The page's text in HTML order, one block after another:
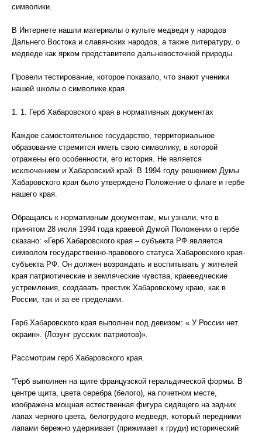
символики.
В Интернете нашли материалы о культе медведя у народов
Дальнего Востока и славянских народов, а также литературу, о
медведе как ярком представителе дальневосточной природы.
Провели тестирование, которое показало, что знают ученики
нашей школы о символике края.
1. 1. Герб Хабаровского края в нормативных документах
Каждое самостоятельное государство, территориальное
образование стремится иметь свою символику, в которой
отражены его особенности, его история. Не является
исключением и Хабаровский край. В 1994 году решением Думы
Хабаровского края было утверждено Положение о флаге и гербе
нашего края.
Обращаясь к нормативным документам, мы узнали, что в
принятом 28 июля 1994 года краевой Думой Положении о гербе
сказано: «Герб Хабаровского края – субъекта РФ является
символом государственно-правового статуса Хабаровского края-
субъекта РФ. Он должен возрождать и воспитывать у жителей
края патриотические и земляческие чувства, краеведческие
устремления, создавать престиж Хабаровскому краю, как в
России, так и за её пределами.
Герб Хабаровского края выполнен под девизом: « У России нет
окраин». (Лозунг русских патриотов)».
Рассмотрим герб Хабаровского края.
“Герб выполнен на щите французской геральдической формы. В
центре щита, цвета серебра (белого), на почетном месте,
изображена мощная естественная фигура сидящего на задних
лапах черного цвета, белогрудого медведя, который передними
лапами бережно удерживает (прижимает к груди) исторический